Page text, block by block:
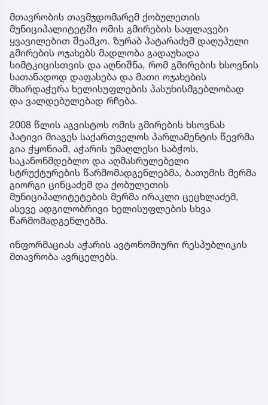
მთავრობის თავმჯდომარემ ქობულეთის
მუნიციპალიტეტში ომის გმირების საფლავები
ყვავილებით შეამკო. ზურაბ პატარაძემ დაღუპული
გმირების ოჯახებს მადლობა გადაუხადა
სიმტკიცისთვის და აღნიშნა, რომ გმირების ხსოვნის
სათანადოდ დაფასება და მათი ოჯახების
მხარდაჭერა ხელისუფლების პასუხისმგებლობად
და ვალდებულებად რჩება.
2008 წლის აგვისტოს ომის გმირების ხსოვნას
პატივი მიაგეს საქართველოს პარლამენტის წევრმა
გია ჭყონიამ, აჭარის უმაღლესი საბჭოს,
საკანონმდებლო და აღმასრულებელი
სტრუქტურების წარმომადგენლებმა, ბათუმის მერმა
გიორგი ცინცაძემ და ქობულეთის
მუნიციპალიტეტების მერმა ირაკლი ცეცხლაძემ,
ასევე ადგილობრივი ხელისუფლების სხვა
წარმომადგენლებმა.
ინფორმაციას აჭარის ავტონომიური რესპუბლიკის
მთავრობა ავრცელებს.